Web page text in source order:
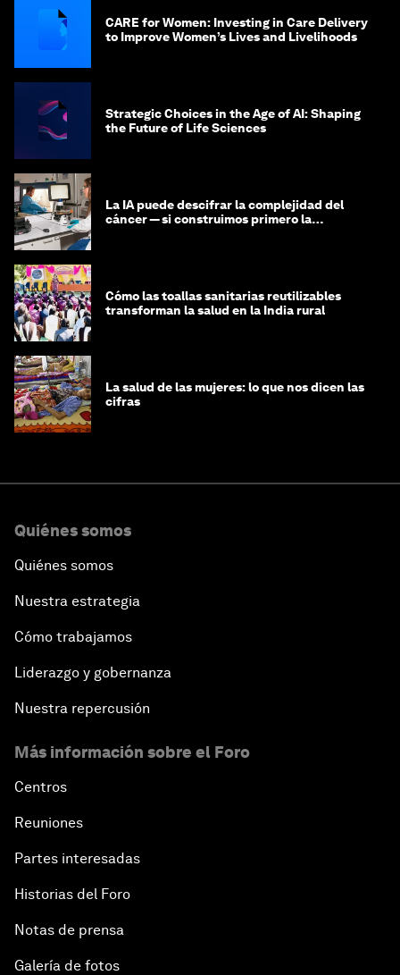
CARE for Women: Investing in Care Delivery
to Improve Women’s Lives and Livelihoods
Strategic Choices in the Age of AI: Shaping
the Future of Life Sciences
La IA puede descifrar la complejidad del
cáncer — si construimos primero la
Cómo las toallas sanitarias reutilizables
transforman la salud en la India rural
La salud de las mujeres: lo que nos dicen las
cifras
Quiénes somos
Quiénes somos
Nuestra estrategia
Cómo trabajamos
Liderazgo y gobernanza
Nuestra repercusión
Más información sobre el Foro
Centros
Reuniones
Partes interesadas
Historias del Foro
Notas de prensa
Galería de fotos